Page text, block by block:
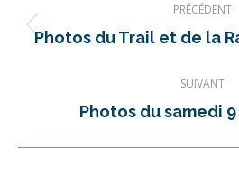
article
PRÉCÉDENT
Article
:
Photos du Trail et de la
SUIVANT
Article
Photos du samedi